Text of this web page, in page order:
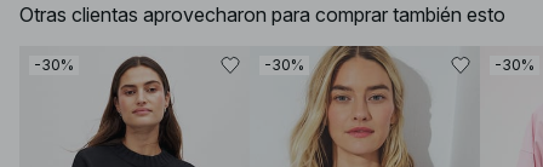
Otras clientas aprovecharon para comprar también esto
-30% -30% -30%